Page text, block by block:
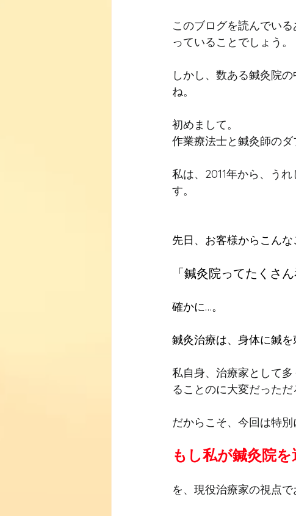
このブログを読んでい
っていることでしょう。
しかし、数ある鍼灸院
ね。
初めまして。
作業療法士と鍼灸師のダ
私は、2011年から、う
す。
先日、お客様からこんな
「鍼灸院ってたくさ
確かに…。
鍼灸治療は、身体に鍼
私自身、治療家として
ることのに大変だった
だからこそ、今回は特別
もし私が鍼灸院
を、現役治療家の視点で